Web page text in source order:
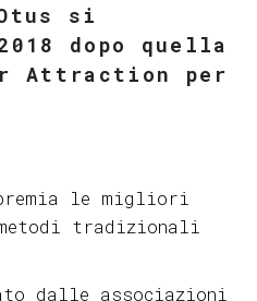
si
dopo quella
Attraction per
premia le migliori
tradizionali
dalle associazioni